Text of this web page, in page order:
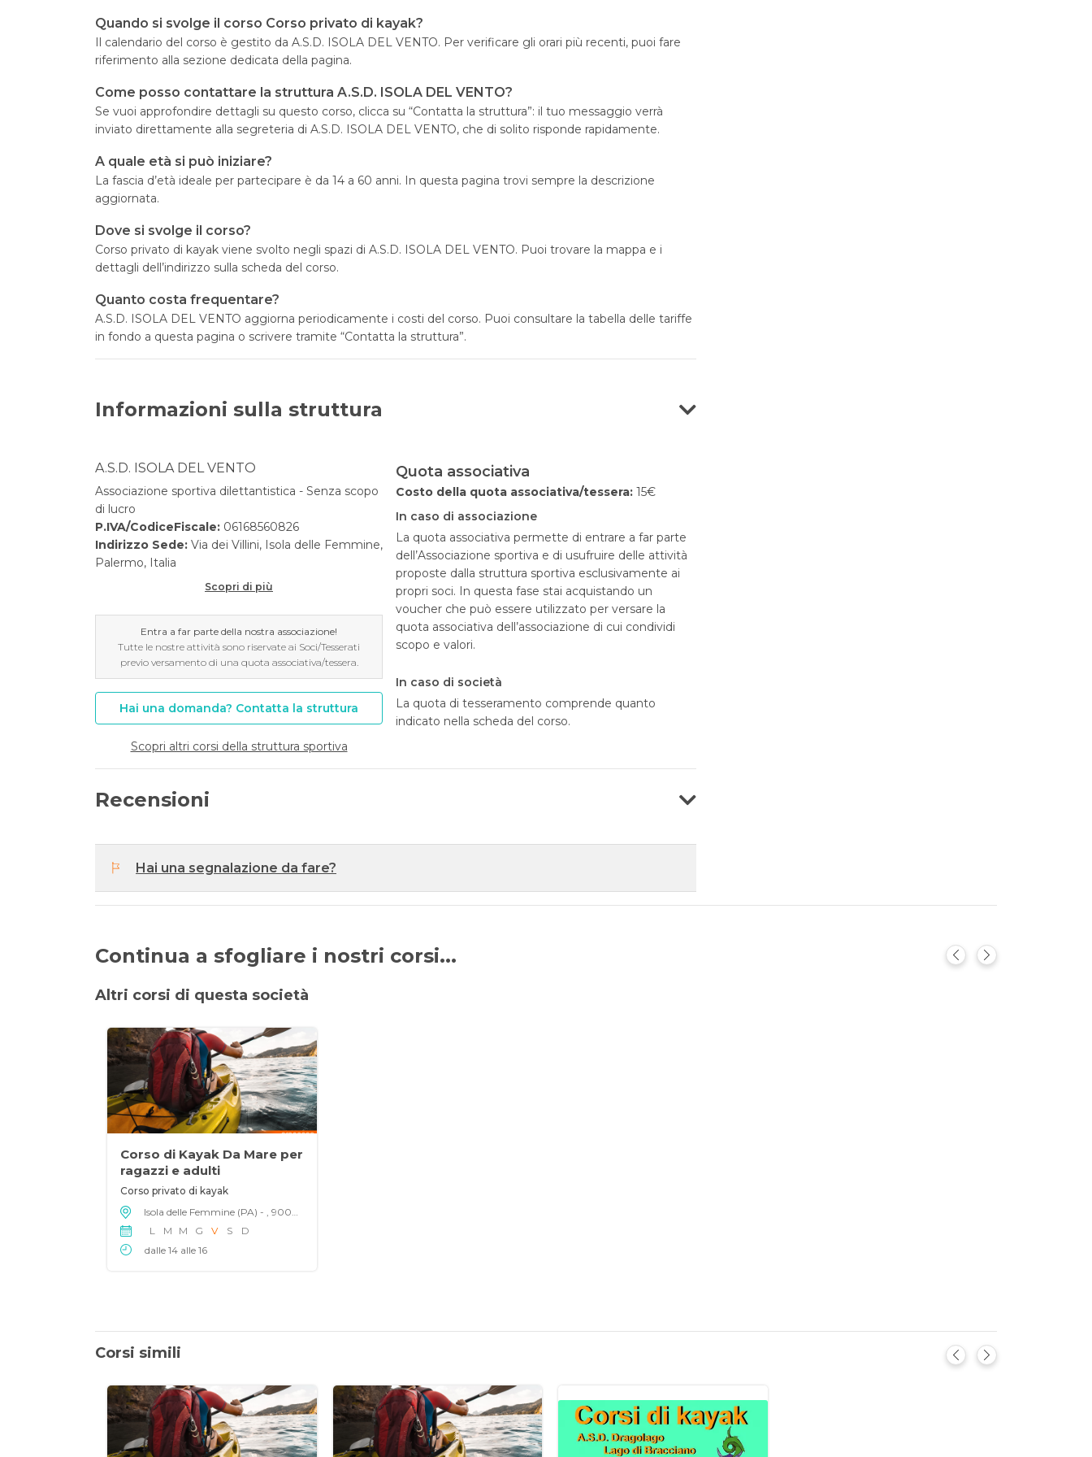
Quando si svolge il corso Corso privato di kayak?
Il calendario del corso è gestito da A.S.D. ISOLA DEL VENTO. Per verificare gli orari più recenti, puoi fare
riferimento alla sezione dedicata della pagina.
Come posso contattare la struttura A.S.D. ISOLA DEL VENTO?
Se vuoi approfondire dettagli su questo corso, clicca su “Contatta la struttura”: il tuo messaggio verrà
inviato direttamente alla segreteria di A.S.D. ISOLA DEL VENTO, che di solito risponde rapidamente.
A quale età si può iniziare?
La fascia d’età ideale per partecipare è da 14 a 60 anni. In questa pagina trovi sempre la descrizione
aggiornata.
Dove si svolge il corso?
Corso privato di kayak viene svolto negli spazi di A.S.D. ISOLA DEL VENTO. Puoi trovare la mappa e i
dettagli dell’indirizzo sulla scheda del corso.
Quanto costa frequentare?
A.S.D. ISOLA DEL VENTO aggiorna periodicamente i costi del corso. Puoi consultare la tabella delle tariffe
in fondo a questa pagina o scrivere tramite “Contatta la struttura”.
Informazioni sulla struttura
A.S.D. ISOLA DEL VENTO
Associazione sportiva dilettantistica - Senza scopo
di lucro
P.IVA/CodiceFiscale: 06168560826
Indirizzo Sede: Via dei Villini, Isola delle Femmine,
Palermo, Italia
Scopri di più
Entra a far parte della nostra associazione!
Tutte le nostre attività sono riservate ai Soci/Tesserati
previo versamento di una quota associativa/tessera.
Hai una domanda? Contatta la struttura
Scopri altri corsi della struttura sportiva
Quota associativa
Costo della quota associativa/tessera: 15€
In caso di associazione
La quota associativa permette di entrare a far parte
dell’Associazione sportiva e di usufruire delle attività
proposte dalla struttura sportiva esclusivamente ai
propri soci. In questa fase stai acquistando un
voucher che può essere utilizzato per versare la
quota associativa dell’associazione di cui condividi
scopo e valori.
In caso di società
La quota di tesseramento comprende quanto
indicato nella scheda del corso.
Recensioni
Hai una segnalazione da fare?
Continua a sfogliare i nostri corsi...
Altri corsi di questa società
Corso di Kayak Da Mare per
ragazzi e adulti
Corso privato di kayak
Isola delle Femmine (PA) - , 90040
L
M M G V S
D
dalle 14 alle 16
Corsi simili